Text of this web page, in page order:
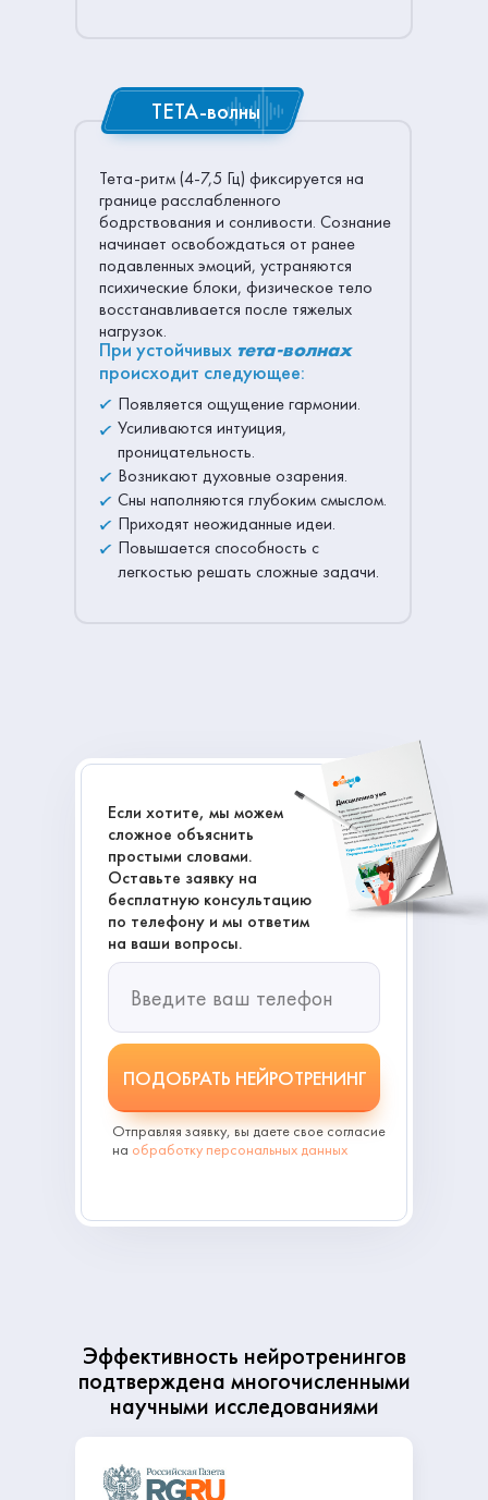
Тета-ритм (4-7,5 Гц) фиксируется на
границе расслабленного
бодрствования и сонливости. Сознание
начинает освобождаться от ранее
подавленных эмоций, устраняются
психические блоки, физическое тело
восстанавливается после тяжелых
нагрузок.
При устойчивых тета-волнах
происходит следующее:
Появляется ощущение гармонии.
Усиливаются интуиция,
проницательность.
Возникают духовные озарения.
Сны наполняются глубоким смыслом.
Приходят неожиданные идеи.
Повышается способность с
легкостью решать сложные задачи.
ТЕТА-волны
Если хотите, мы можем
сложное объяснить
простыми словами.
Оставьте заявку на
бесплатную консультацию
по телефону и мы ответим
на ваши вопросы.
ПОДОБРАТЬ НЕЙРОТРЕНИНГ
Отправляя заявку, вы даете свое согласие
на обработку персональных данных
Эффективность нейротренингов
подтверждена многочисленными
научными исследованиями